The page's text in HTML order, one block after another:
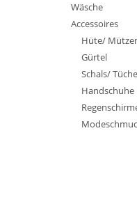
Wäsche
Accessoires
Hüte/
Gürtel
Schals/
Handschuhe